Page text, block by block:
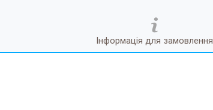
Інформація для замовлення